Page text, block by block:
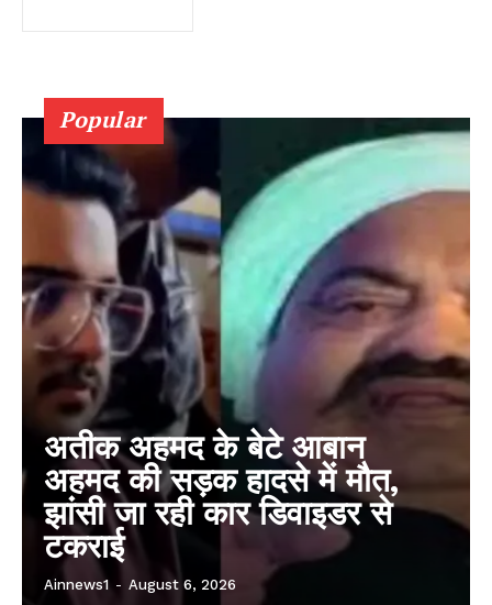
Popular
अतीक अहमद के बेटे आबान
अहमद की सड़क हादसे में मौत,
झांसी जा रही कार डिवाइडर से
टकराई
Ainnews1 - August 6, 2026